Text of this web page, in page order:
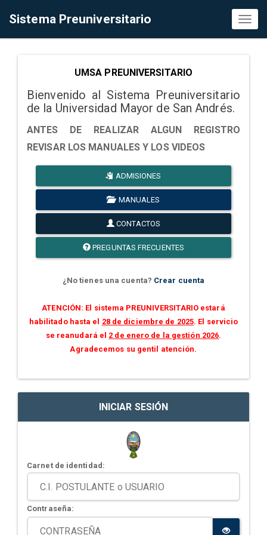
Sistema Preuniversitario
UMSA PREUNIVERSITARIO
Bienvenido al Sistema Preuniversitario
de la Universidad Mayor de San Andrés.
ANTES DE REALIZAR ALGUN REGISTRO
REVISAR LOS MANUALES Y LOS VIDEOS
ADMISIONES
MANUALES
CONTACTOS
PREGUNTAS FRECUENTES
¿No tienes una cuenta? Crear cuenta
ATENCIÓN: El sistema PREUNIVERSITARIO estará
habilitado hasta el 28 de diciembre de 2025. El servicio
se reanudará el 2 de enero de la gestión 2026.
Agradecemos su gentil atención.
INICIAR SESIÓN
Carnet de identidad:
Contraseña: